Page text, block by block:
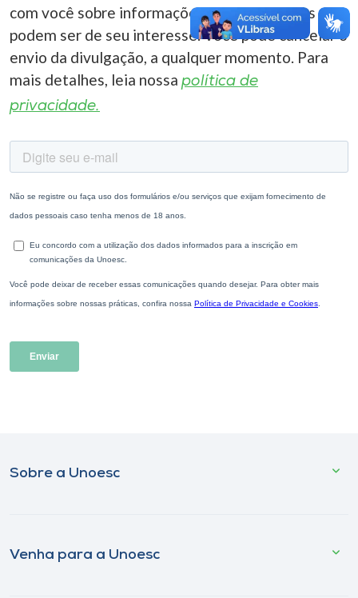
com você sobre informações correlacionadas que
podem ser de seu interesse. Você pode cancelar o
envio da divulgação, a qualquer momento. Para
mais detalhes, leia nossa política de
privacidade.
Sobre a Unoesc
Venha para a Unoesc